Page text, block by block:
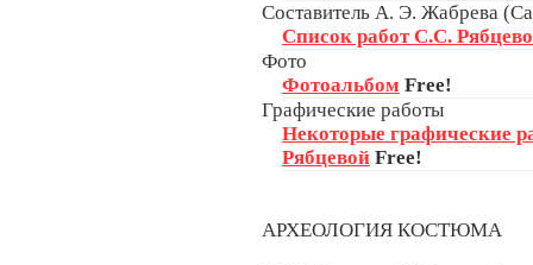
Составитель А. Э. Жабрева
Список работ С.С.
Фото
Фотоальбом Free!
Графические работы
Некоторые графические
Рябцевой Free!
АРХЕОЛОГИЯ КОСТЮМА